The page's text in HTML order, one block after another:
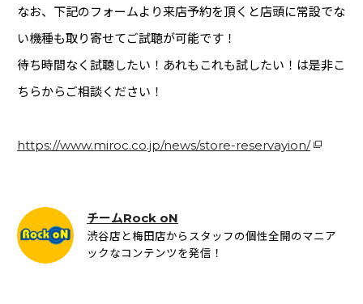
なお、下記のフォームより来店予約を頂くと店頭に常設でな
い機種も取り寄せてご試聴が可能です！
待ち時間なく試聴したい！あれもこれも試したい！は是非こ
ちらからご相談ください！
https://www.miroc.co.jp/news/store-reservayion/
チームRock oN
渋谷店と梅田店からスタッフの個性全開のマニア
ックなコンテンツを発信！